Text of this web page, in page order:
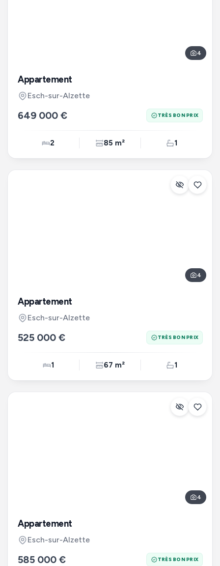
4
Appartement
Esch-sur-Alzette
649 000 € TRÈS BON PRIX
2 85 m² 1
4
Appartement
Esch-sur-Alzette
525 000 € TRÈS BON PRIX
1 67 m² 1
4
Appartement
Esch-sur-Alzette
585 000 € TRÈS BON PRIX